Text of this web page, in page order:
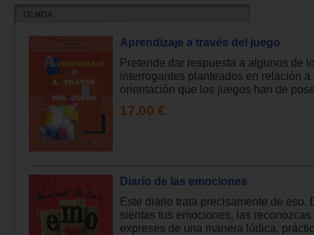
Aprendizaje a través del juego
Pretende dar respuesta a algunos de
interrogantes planteados en relación a
orientación que los juegos han de
17.00 €
Diario de las emociones
Este diario trata precisamente de eso.
sientas tus emociones, las reconozcas
expreses de una manera lúdica,